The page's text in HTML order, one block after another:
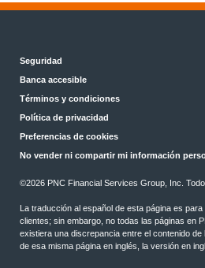
Seguridad
Banca accesible
Términos y condiciones
Política de privacidad
Preferencias de cookies
No vender ni compartir mi información
©2026 PNC Financial Services Group, Inc.
La traducción al español de esta página es
clientes; sin embargo, no todas las páginas en
existiera una discrepancia entre el contenido
de esa misma página en inglés, la versión en